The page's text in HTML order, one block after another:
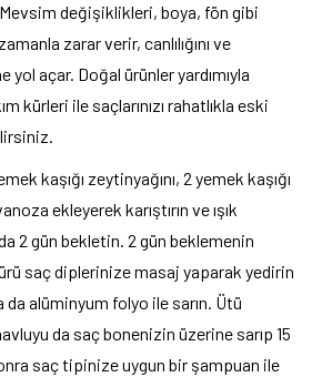
Mevsim değişiklikleri, boya, fön gibi
zarar verir, canlılığını ve
yol açar. Doğal ürünler yardımıyla
kürleri ile saçlarınızı rahatlıkla eski
kaşığı zeytinyağını, 2 yemek kaşığı
ekleyerek karıştırın ve ışık
2 gün bekletin. 2 gün beklemenin
kürü saç diplerinize masaj yaparak yedirin
da alüminyum folyo ile sarın. Ütü
havluyu da saç bonenizin üzerine sarıp 15
saç tipinize uygun bir şampuan ile